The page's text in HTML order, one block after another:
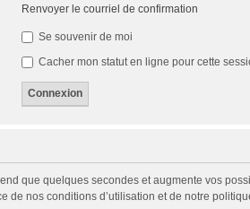
Renvoyer le courriel de confirmation
Se souvenir de moi
Cacher mon statut en ligne pour cette
que quelques secondes et augmente vos
de nos conditions d’utilisation et de notre